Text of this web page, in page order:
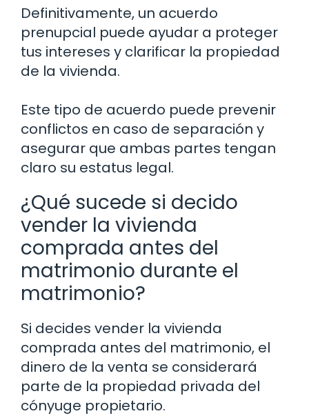
Definitivamente, un acuerdo
prenupcial puede ayudar a proteger
tus intereses y clarificar la propiedad
de la vivienda.
Este tipo de acuerdo puede prevenir
conflictos en caso de separación y
asegurar que ambas partes tengan
claro su estatus legal.
¿Qué sucede si decido
vender la vivienda
comprada antes del
matrimonio durante el
matrimonio?
Si decides vender la vivienda
comprada antes del matrimonio, el
dinero de la venta se considerará
parte de la propiedad privada del
cónyuge propietario.